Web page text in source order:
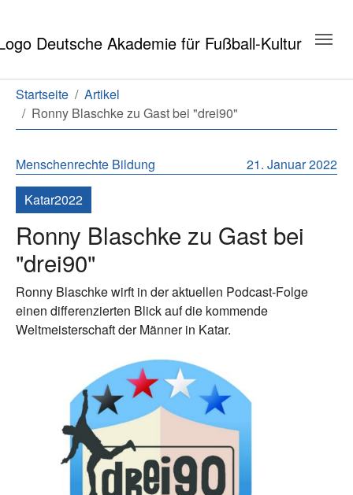
Sie sind hier:
Startseite
Artikel
Ronny Blaschke zu Gast bei "drei90"
21. Januar 2022
Menschenrechte Bildung
Katar2022
Ronny Blaschke zu Gast bei
"drei90"
Ronny Blaschke wirft in der aktuellen Podcast-Folge
einen differenzierten Blick auf die kommende
Weltmeisterschaft der Männer in Katar.